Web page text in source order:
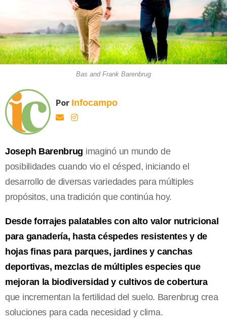
Bas and Frank Barenbrug
Por Infocampo
Joseph Barenbrug imaginó un mundo de
posibilidades cuando vio el césped, iniciando el
desarrollo de diversas variedades para múltiples
propósitos, una tradición que continúa hoy.
Desde forrajes palatables con alto valor nutricional
para ganadería, hasta céspedes resistentes y de
hojas finas para parques, jardines y canchas
deportivas, mezclas de múltiples especies que
mejoran la biodiversidad y cultivos de cobertura
que incrementan la fertilidad del suelo. Barenbrug crea
soluciones para cada necesidad y clima.